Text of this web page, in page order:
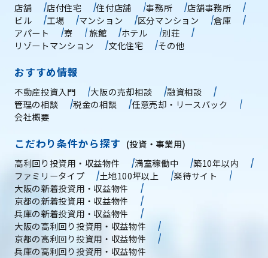
店舗
店付住宅 住付店舗 事務所
店舗事務所
ビル
工場 マンション 区分マンション
倉庫
アパート
寮 旅館 ホテル
別荘
リゾートマンション
文化住宅 その他
おすすめ情報
不動産投資入門 大阪の売却相談
融資相談
管理の相談
税金の相談
任意売却・リースバック
会社概要
こだわり条件から探す (投資・事業用)
高利回り投資用・収益物件
満室稼働中
築10年以内
ファミリータイプ
土地100坪以上
楽待サイト
大阪の新着投資用・収益物件
京都の新着投資用・収益物件
兵庫の新着投資用・収益物件
大阪の高利回り投資用・収益物件
京都の高利回り投資用・収益物件
兵庫の高利回り投資用・収益物件